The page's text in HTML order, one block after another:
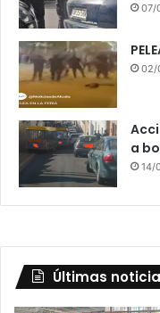
07/
02/
a
14/
Últimas